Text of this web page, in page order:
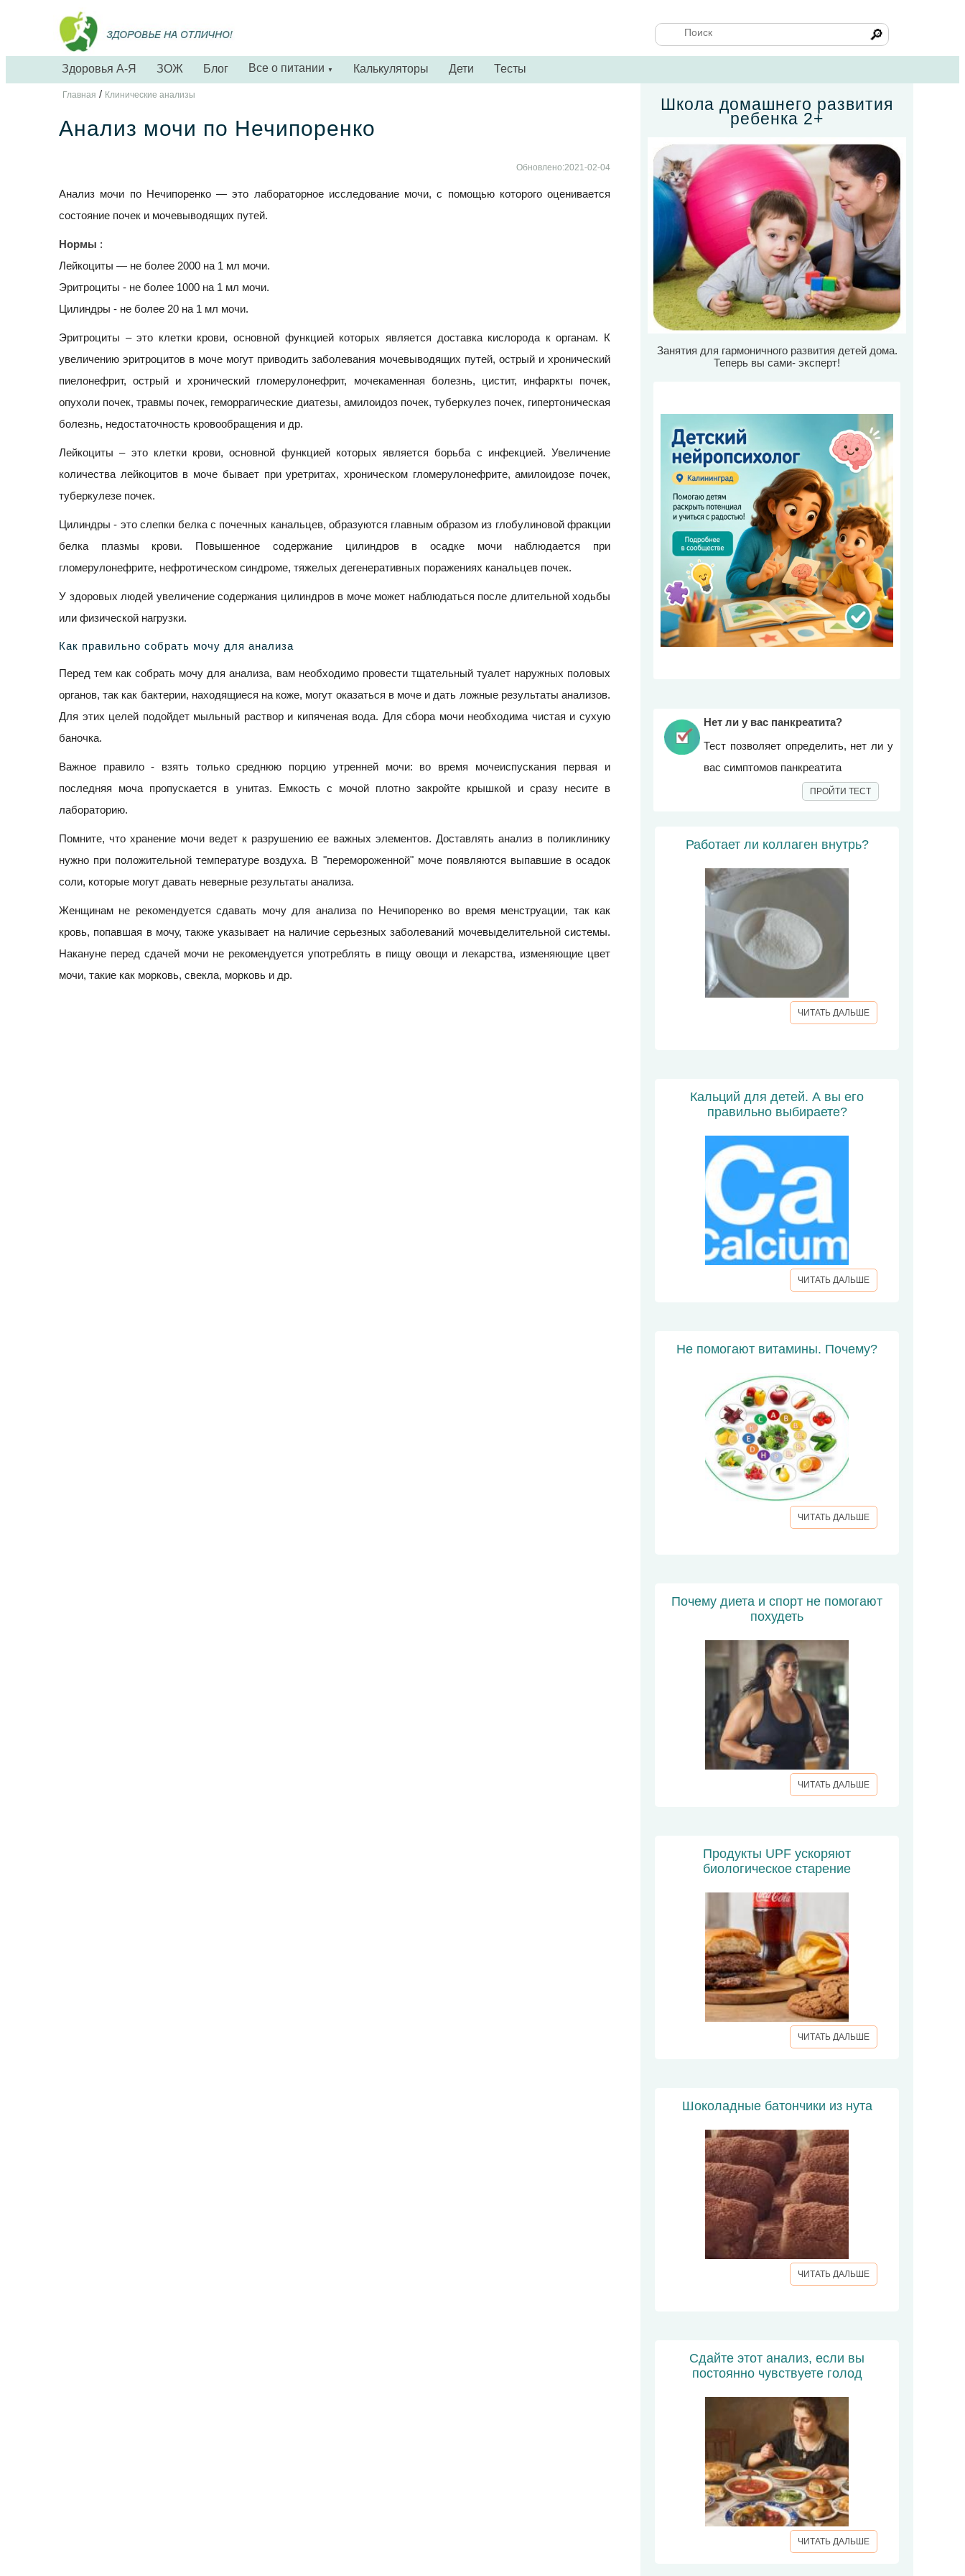
🔎
Здоровья А-Я ЗОЖ Блог Все о питании ▼ Калькуляторы Дети Тесты
Главная / Клинические анализы
Анализ мочи по Нечипоренко
Обновлено:2021-02-04
Анализ мочи по Нечипоренко — это лабораторное исследование мочи, с помощью которого оценивается
состояние почек и мочевыводящих путей.
Нормы :
Лейкоциты — не более 2000 на 1 мл мочи.
Эритроциты - не более 1000 на 1 мл мочи.
Цилиндры - не более 20 на 1 мл мочи.
Эритроциты – это клетки крови, основной функцией которых является доставка кислорода к органам. К
увеличению эритроцитов в моче могут приводить заболевания мочевыводящих путей, острый и хронический
пиелонефрит, острый и хронический гломерулонефрит, мочекаменная болезнь, цистит, инфаркты почек,
опухоли почек, травмы почек, геморрагические диатезы, амилоидоз почек, туберкулез почек, гипертоническая
болезнь, недостаточность кровообращения и др.
Лейкоциты – это клетки крови, основной функцией которых является борьба с инфекцией. Увеличение
количества лейкоцитов в моче бывает при уретритах, хроническом гломерулонефрите, амилоидозе почек,
туберкулезе почек.
Цилиндры - это слепки белка с почечных канальцев, образуются главным образом из глобулиновой фракции
белка плазмы крови. Повышенное содержание цилиндров в осадке мочи наблюдается при
гломерулонефрите, нефротическом синдроме, тяжелых дегенеративных поражениях канальцев почек.
У здоровых людей увеличение содержания цилиндров в моче может наблюдаться после длительной ходьбы
или физической нагрузки.
Как правильно собрать мочу для анализа
Перед тем как собрать мочу для анализа, вам необходимо провести тщательный туалет наружных половых
органов, так как бактерии, находящиеся на коже, могут оказаться в моче и дать ложные результаты анализов.
Для этих целей подойдет мыльный раствор и кипяченая вода. Для сбора мочи необходима чистая и сухую
баночка.
Важное правило - взять только среднюю порцию утренней мочи: во время мочеиспускания первая и
последняя моча пропускается в унитаз. Емкость с мочой плотно закройте крышкой и сразу несите в
лабораторию.
Помните, что хранение мочи ведет к разрушению ее важных элементов. Доставлять анализ в поликлинику
нужно при положительной температуре воздуха. В "перемороженной" моче появляются выпавшие в осадок
соли, которые могут давать неверные результаты анализа.
Женщинам не рекомендуется сдавать мочу для анализа по Нечипоренко во время менструации, так как
кровь, попавшая в мочу, также указывает на наличие серьезных заболеваний мочевыделительной системы.
Накануне перед сдачей мочи не рекомендуется употреблять в пищу овощи и лекарства, изменяющие цвет
мочи, такие как морковь, свекла, морковь и др.
Школа домашнего развития
ребенка 2+
Занятия для гармоничного развития детей дома.
Теперь вы сами- эксперт!
Нет ли у вас панкреатита?
Тест позволяет определить, нет ли у
вас симптомов панкреатита
ПРОЙТИ ТЕСТ
Работает ли коллаген внутрь?
ЧИТАТЬ ДАЛЬШЕ
Кальций для детей. А вы его
правильно выбираете?
ЧИТАТЬ ДАЛЬШЕ
Не помогают витамины. Почему?
ЧИТАТЬ ДАЛЬШЕ
Почему диета и спорт не помогают
похудеть
ЧИТАТЬ ДАЛЬШЕ
Продукты UPF ускоряют
биологическое старение
ЧИТАТЬ ДАЛЬШЕ
Шоколадные батончики из нута
ЧИТАТЬ ДАЛЬШЕ
Сдайте этот анализ, если вы
постоянно чувствуете голод
ЧИТАТЬ ДАЛЬШЕ